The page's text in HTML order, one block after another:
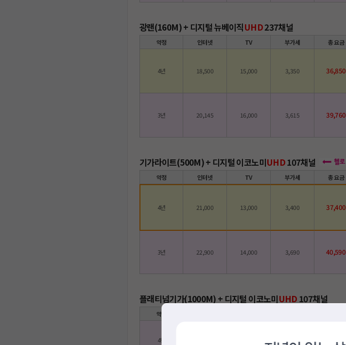
광랜(160M) + 디지털 뉴베이직UHD237채널
약정 인터넷 TV 부가세 총 요금
4년 18,500 15,000 3,350 36,850
3년 20,145 16,000 3,615 39,760
기가라이트(500M) + 디지털 이코노미UHD107채널
약정 인터넷 TV 부가세 총 요금
4년 21,000 13,000 3,400 37,400
3년 22,900 14,000 3,690 40,590
플래티넘기가(1000M) + 디지털 이코노미UHD 107채널
약정
4년 3,500 38,500